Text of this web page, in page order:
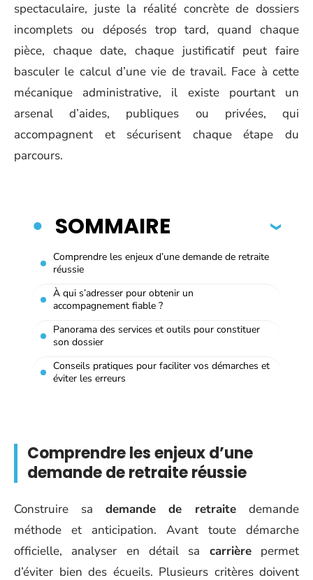
spectaculaire, juste la réalité concrète de dossiers
incomplets ou déposés trop tard, quand chaque
pièce, chaque date, chaque justificatif peut faire
basculer le calcul d’une vie de travail. Face à cette
mécanique administrative, il existe pourtant un
arsenal d’aides, publiques ou privées, qui
accompagnent et sécurisent chaque étape du
parcours.
SOMMAIRE
Comprendre les enjeux d’une demande de retraite
réussie
À qui s’adresser pour obtenir un
accompagnement fiable ?
Panorama des services et outils pour constituer
son dossier
Conseils pratiques pour faciliter vos démarches et
éviter les erreurs
Comprendre les enjeux d’une
demande de retraite réussie
Construire sa demande de retraite demande
méthode et anticipation. Avant toute démarche
officielle, analyser en détail sa carrièrepermet
d’éviter bien des écueils. Plusieurs critères doivent